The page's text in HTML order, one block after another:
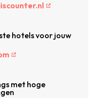
hotels voor jouw
met hoge